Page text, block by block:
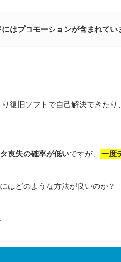
はプロモーションが含まれてい
復旧ソフトで自己解決できた
喪失の確率が低いですが、 一度
はどのような方法が良いのか？